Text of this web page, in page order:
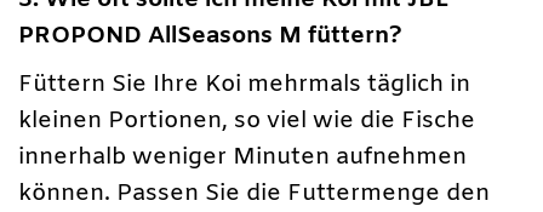
PROPOND AllSeasons M füttern?
Füttern Sie Ihre Koi mehrmals täglich in
kleinen Portionen, so viel wie die Fische
innerhalb weniger Minuten aufnehmen
können. Passen Sie die Futtermenge den